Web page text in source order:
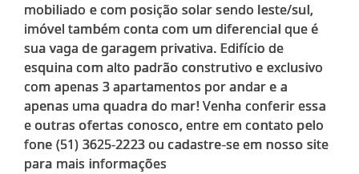
mobiliado e com posição solar sendo leste/sul,
imóvel também conta com um diferencial que é
sua vaga de garagem privativa. Edifício de
esquina com alto padrão construtivo e exclusivo
com apenas 3 apartamentos por andar e a
apenas uma quadra do mar! Venha conferir essa
e outras ofertas conosco, entre em contato pelo
fone (51) 3625-2223 ou cadastre-se em nosso site